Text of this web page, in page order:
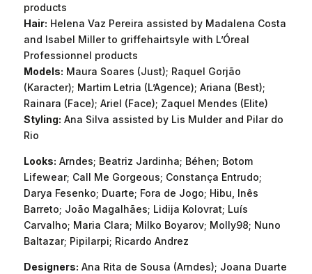
products
Hair: Helena Vaz Pereira assisted by Madalena Costa
and Isabel Miller to griffehairtsyle with L’Óreal
Professionnel products
Models: Maura Soares (Just); Raquel Gorjão
(Karacter); Martim Letria (L’Agence); Ariana (Best);
Rainara (Face); Ariel (Face); Zaquel Mendes (Elite)
Styling: Ana Silva assisted by Lis Mulder and Pilar do
Rio
Looks: Arndes; Beatriz Jardinha; Béhen; Botom
Lifewear; Call Me Gorgeous; Constança Entrudo;
Darya Fesenko; Duarte; Fora de Jogo; Hibu, Inês
Barreto; João Magalhães; Lidija Kolovrat; Luís
Carvalho; Maria Clara; Milko Boyarov; Molly98; Nuno
Baltazar; Pipilarpi; Ricardo Andrez
Designers: Ana Rita de Sousa (Arndes); Joana Duarte